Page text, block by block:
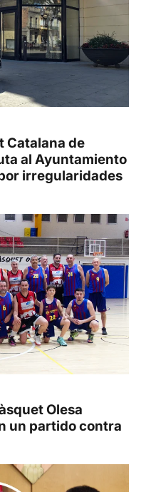
Catalana de
al Ayuntamiento
irregularidades
Olesa
un partido contra